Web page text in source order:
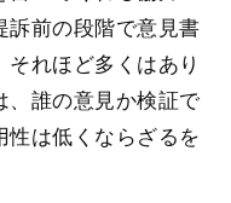
訴前の段階で意見書
れほど多くはあり
、誰の意見か検証で
は低くならざるを